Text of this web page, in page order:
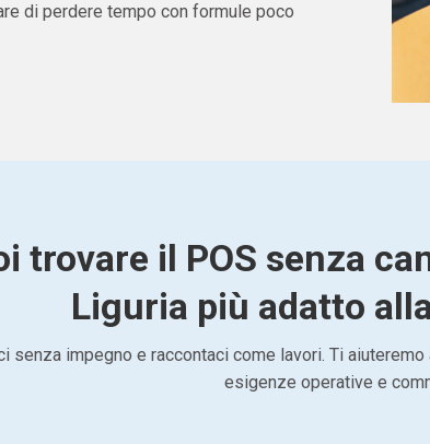
di perdere tempo con formule poco
trovare il POS senza
Liguria più adatto
senza impegno e raccontaci come lavori. Ti
esigenze operative e